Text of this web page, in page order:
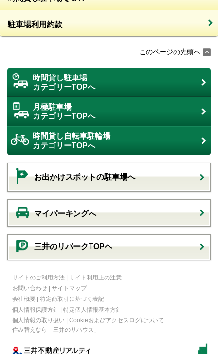
駐車場利用約款
このページの先頭へ
時間貸し駐車場
カテゴリーTOPへ
月極駐車場
カテゴリーTOPへ
時間貸し自転車駐輪場
カテゴリーTOPへ
お出かけスポットの駐車場へ
マイパーキングへ
三井のリパークTOPヘ
サイトのご利用方法 | サイト利用上の注意
お問い合わせ | サイトマップ
会社概要 | 特定商取引に基づく表記
個人情報保護方針 | 特定個人情報基本方針
個人情報の取り扱い | Cookieおよびアクセスログについて
住み替えなら
「三井のリハウス」